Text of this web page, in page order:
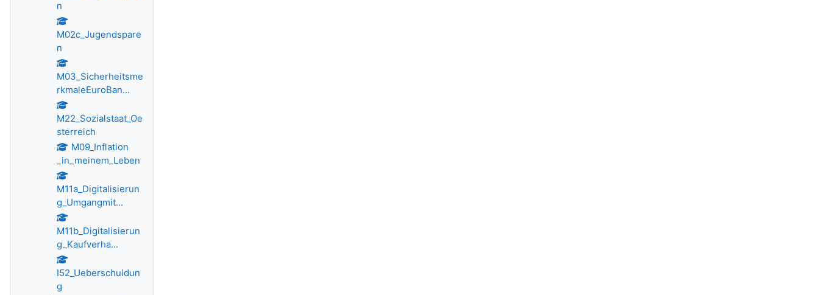
n
M02c_Jugendspare
n
M03_Sicherheitsme
rkmaleEuroBan...
M22_Sozialstaat_Oe
sterreich
M09_Inflation
_in_meinem_Leben
M11a_Digitalisierun
g_Umgangmit...
M11b_Digitalisierun
g_Kaufverha...
I52_Ueberschuldun
g